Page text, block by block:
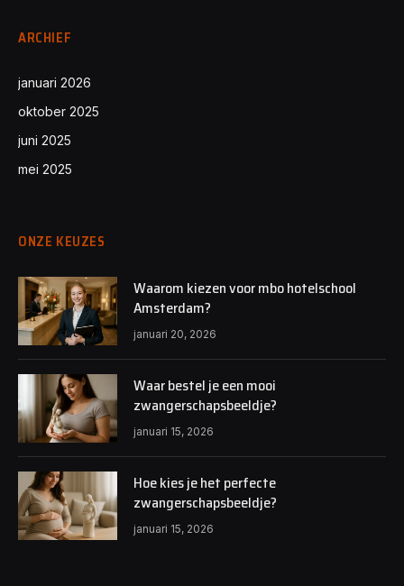
ARCHIEF
januari 2026
oktober 2025
juni 2025
mei 2025
ONZE KEUZES
Waarom kiezen voor mbo hotelschool
Amsterdam?
januari 20, 2026
Waar bestel je een mooi
zwangerschapsbeeldje?
januari 15, 2026
Hoe kies je het perfecte
zwangerschapsbeeldje?
januari 15, 2026